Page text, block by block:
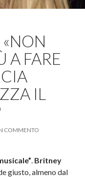
«NON
A FARE
IL
COMMENTO
Britney
giusto, almeno dal